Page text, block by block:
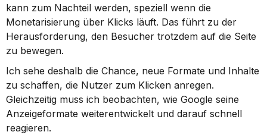
kann zum Nachteil werden, speziell wenn die
Monetarisierung über Klicks läuft. Das führt zu der
Herausforderung, den Besucher trotzdem auf die Seite
zu bewegen.
Ich sehe deshalb die Chance, neue Formate und Inhalte
zu schaffen, die Nutzer zum Klicken anregen.
Gleichzeitig muss ich beobachten, wie Google seine
Anzeigeformate weiterentwickelt und darauf schnell
reagieren.